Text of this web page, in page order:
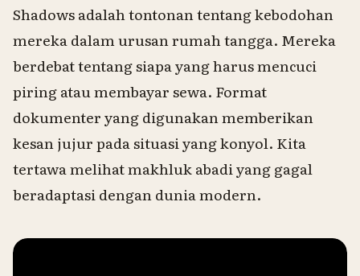
Shadowsadalah tontonan tentang kebodohan
mereka dalam urusan rumah tangga. Mereka
berdebat tentang siapa yang harus mencuci
piring atau membayar sewa. Format
dokumenter yang digunakan memberikan
kesan jujur pada situasi yang konyol. Kita
tertawa melihat makhluk abadi yang gagal
beradaptasi dengan dunia modern.